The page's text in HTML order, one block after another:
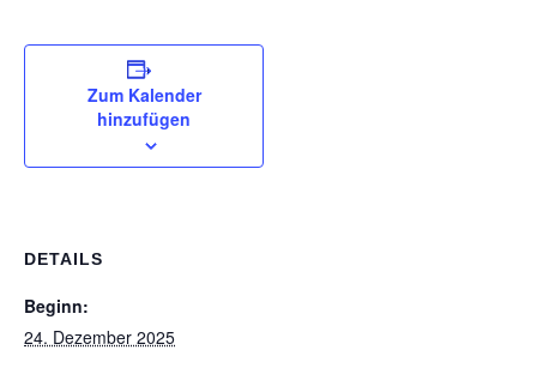
Zum Kalender
hinzufügen
DETAILS
Beginn:
24. Dezember 2025